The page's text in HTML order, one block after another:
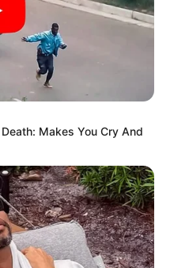
Makes You Cry And